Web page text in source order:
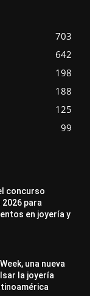
703
642
198
188
125
99
concurso
2026 para
en joyería y
una nueva
la joyería